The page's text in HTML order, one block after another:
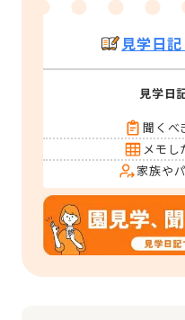
見学日
見学日
聞くべ
メモ
家族や